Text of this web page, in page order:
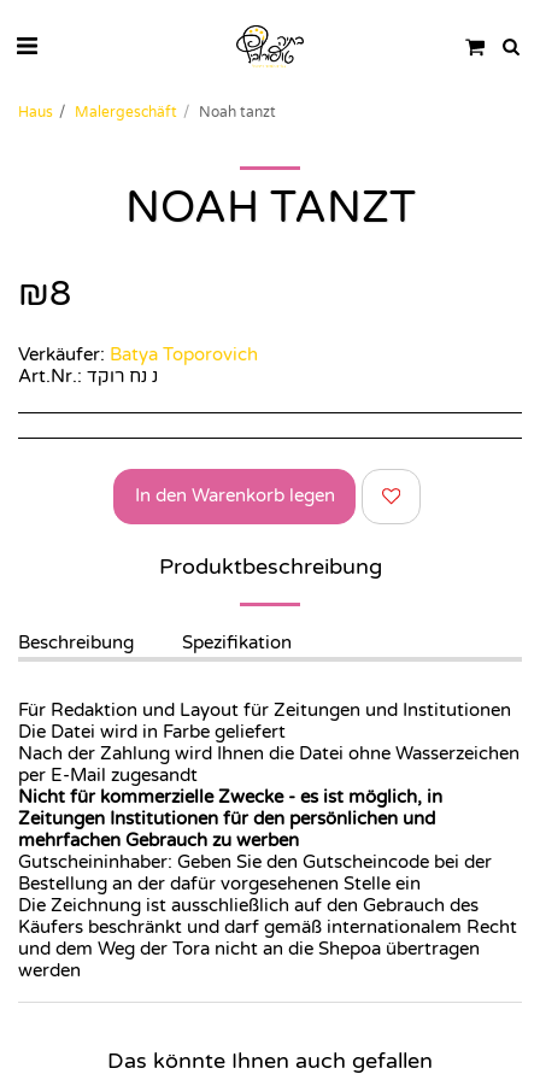
Haus Malergeschäft Noah tanzt
NOAH TANZT
₪8
Verkäufer: Batya Toporovich
Art.Nr.: נ נח רוקד
In den Warenkorb legen
Produktbeschreibung
Beschreibung Spezifikation
Für Redaktion und Layout für Zeitungen und Institutionen
Die Datei wird in Farbe geliefert
Nach der Zahlung wird Ihnen die Datei ohne Wasserzeichen
per E-Mail zugesandt
Nicht für kommerzielle Zwecke - es ist möglich, in
Zeitungen Institutionen für den persönlichen und
mehrfachen Gebrauch zu werben
Gutscheininhaber: Geben Sie den Gutscheincode bei der
Bestellung an der dafür vorgesehenen Stelle ein
Die Zeichnung ist ausschließlich auf den Gebrauch des
Käufers beschränkt und darf gemäß internationalem Recht
und dem Weg der Tora nicht an die Shepoa übertragen
werden
Das könnte Ihnen auch gefallen